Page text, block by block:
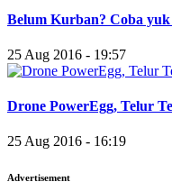
Belum Kurban? Coba
25 Aug 2016 - 19:57
Drone PowerEgg, Telur
25 Aug 2016 - 16:19
Advertisement